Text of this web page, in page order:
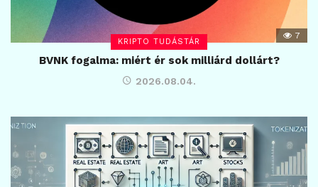
KRIPTO TUDÁSTÁR
7
BVNK fogalma: miért ér sok milliárd dollárt?
2026.08.04.